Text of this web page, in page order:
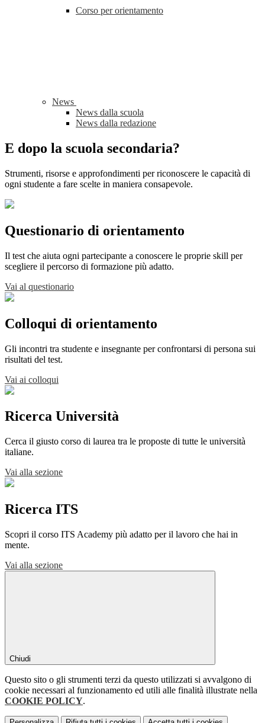
Corso per orientamento
News
News dalla scuola
News dalla redazione
E dopo la scuola secondaria?
Strumenti, risorse e approfondimenti per riconoscere le capacità di
ogni studente a fare scelte in maniera consapevole.
Questionario di orientamento
Il test che aiuta ogni partecipante a conoscere le proprie skill per
scegliere il percorso di formazione più adatto.
Vai al questionario
Colloqui di orientamento
Gli incontri tra studente e insegnante per confrontarsi di persona sui
risultati del test.
Vai ai colloqui
Ricerca Università
Cerca il giusto corso di laurea tra le proposte di tutte le università
italiane.
Vai alla sezione
Ricerca ITS
Scopri il corso ITS Academy più adatto per il lavoro che hai in
mente.
Vai alla sezione
Chiudi
Questo sito o gli strumenti terzi da questo utilizzati si avvalgono di
cookie necessari al funzionamento ed utili alle finalità illustrate nella
COOKIE POLICY.